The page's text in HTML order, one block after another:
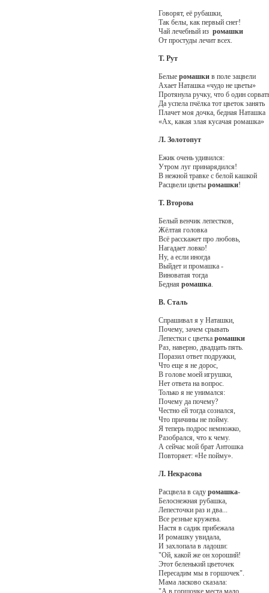
Говорят, её рубашки,
Так белы, как первый снег!
Чай лечебный из ромашки
От простуды лечит всех.
Т. Рут
Белые ромашкив поле зацвели
Ахает Наташка «чудо не цветы»
Протянула ручку, что б один
Да успела пчёлка тот цветок занять
Плачет моя дочка, бедная Наташка
«Ах, какая злая кусачая ромашка»
Л. Золотопут
Ежик очень удивился:
Утром луг принарядился!
В нежной травке с белой кашкой
Расцвели цветы ромашки!
Т. Второва
Белый венчик лепестков,
Жёлтая головка
Всё расскажет про любовь,
Нагадает ловко!
Ну, а если иногда
Выйдет и промашка -
Виноватая тогда
Бедная ромашка.
В. Сталь
Спрашивал я у Наташки,
Почему, зачем срывать
Лепестки с цветка ромашки
Раз, наверно, двадцать пять.
Поразил ответ подружки,
Что еще я не дорос,
В голове моей игрушки,
Нет ответа на вопрос.
Только я не унимался:
Почему да почему?
Честно ей тогда сознался,
Что причины не пойму.
Я теперь подрос немножко,
Разобрался, что к чему.
А сейчас мой брат Антошка
Повторяет: «Не пойму».
Л. Некрасова
Расцвела в саду ромашка-
Белоснежная рубашка,
Лепесточки раз и два...
Все резные кружева.
Настя в садик прибежала
И ромашку увидала,
И захлопала в ладоши:
"Ой, какой же он хороший!
Этот беленький цветочек
Пересадим мы в горшочек".
Мама ласково сказала:
"А в горшочке места мало.